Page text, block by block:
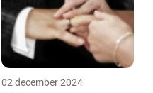
02 december 2024